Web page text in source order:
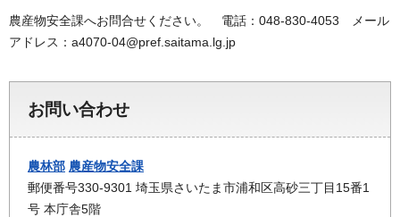
農産物安全課へお問合せください。 電話：048-830-4053 メール
アドレス：a4070-04@pref.saitama.lg.jp
お問い合わせ
農林部 農産物安全課
郵便番号330-9301 埼玉県さいたま市浦和区高砂三丁目15番1
号 本庁舎5階